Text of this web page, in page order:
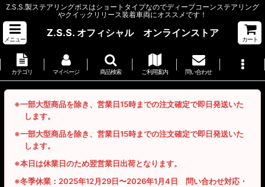
Z.S.S.製ステアリングボスはショートタイプなのでディープコーンステアリング
やクイックリリース装着車両にオススメです！
メニュー
Z.S.S. オフィシャル オンラインストア
カート
カテゴリ マイページ 商品検索 ご利用案内 問い合わせ
※一部大型商品を除き、営業日15時までの注文確定で即日発送いた
します。
※一部大型商品を除き、営業日15時までの注文確定で即日発送いた
します。
※本日は休業日のため翌営業日出荷となります。
※冬季休業：2025年12月29日〜2026年1月4日 問い合わせ対応・